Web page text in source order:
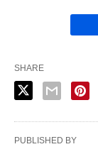
SHARE
PUBLISHED BY